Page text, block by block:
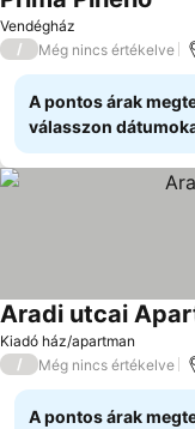
Vendégház
/ Még nincs értékelve
A pontos árak
válasszon
Kiadó ház/apartman
Aradi utcai
/ Még nincs értékelve
A pontos árak